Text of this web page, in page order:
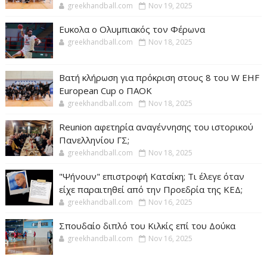
greekhandball.com Nov 19, 2025
Ευκολα ο Ολυμπιακός τον Φέρωνα
greekhandball.com Nov 18, 2025
Βατή κλήρωση για πρόκριση στους 8 του W EHF
European Cup ο ΠΑΟΚ
greekhandball.com Nov 18, 2025
Reunion αφετηρία αναγέννησης του ιστορικού
Πανελληνίου ΓΣ;
greekhandball.com Nov 18, 2025
"Ψήνουν" επιστροφή Κατσίκη; Τι έλεγε όταν
είχε παραιτηθεί από την Προεδρία της ΚΕΔ;
greekhandball.com Nov 16, 2025
Σπουδαίο διπλό του Κιλκίς επί του Δούκα
greekhandball.com Nov 16, 2025